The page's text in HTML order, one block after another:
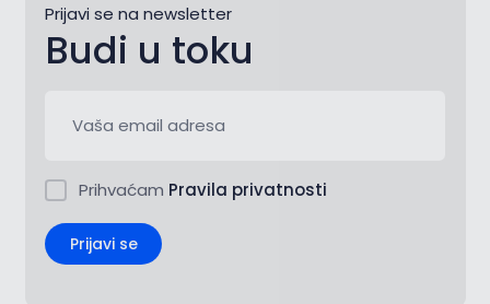
Prijavi se na newsletter
Budi u toku
Prihvaćam Pravila privatnosti
Prijavi se